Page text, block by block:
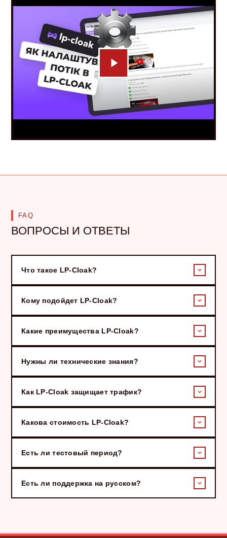
FAQ
ВОПРОСЫ И ОТВЕТЫ
Что такое LP-Cloak?
Кому подойдет LP-Cloak?
Какие преимущества LP-Cloak?
Нужны ли технические знания?
Как LP-Cloak защищает трафик?
Какова стоимость LP-Cloak?
Есть ли тестовый период?
Есть ли поддержка на русском?